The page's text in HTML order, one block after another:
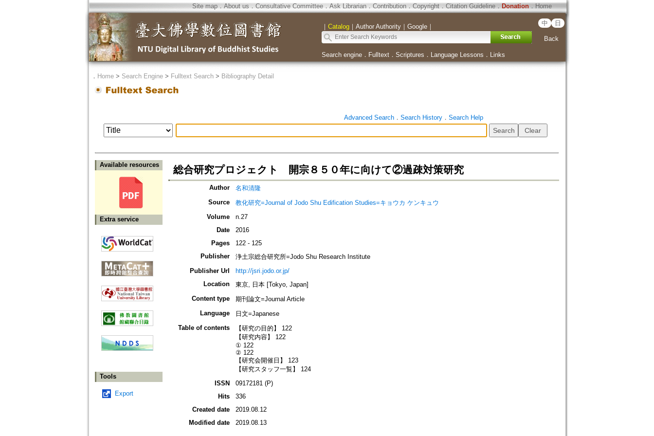
Site map．About us ． Consultative Committee． Ask Librarian． Contribution．Copyright．Citation Guideline． Donation．Home
｜ Catalog｜ Author Authority｜ Google｜ 中 日
Back
Search engine． Fulltext． Scriptures ． Language Lessons ． Links
． Home> Search Engine> Fulltext Search> Bibliography Detail
Advanced Search． Search History． Search Help
Available resources
Extra service
Tools
Export
総合研究プロジェクト 開宗８５０年に向けて②過疎対策研究
Author
名和清隆
Source
教化研究=Journal of Jodo Shu Edification Studies=キョウカ ケンキュウ
Volume
n.27
Date
2016
Pages
122 - 125
Publisher
浄土宗総合研究所=Jodo Shu Research Institute
Publisher Url
http://jsri.jodo.or.jp/
Location
東京, 日本 [Tokyo, Japan]
Content type
期刊論文=Journal Article
Language
日文=Japanese
Table of contents
【研究の目的】 122
【研究内容】 122
① 122
② 122
【研究会開催日】 123
【研究スタッフ一覧】 124
ISSN
09172181 (P)
Hits
336
Created date
2019.08.12
Modified date
2019.08.13